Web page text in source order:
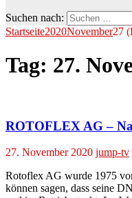
Suchen nach:
Startseite2020November27
Tag: 27.
ROTOFLEX AG –
27. November 2020 jump-tv
Rotoflex AG wurde 1975
können sagen, dass seine